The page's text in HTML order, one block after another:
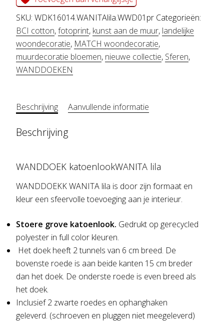
aantal
SKU: WDK16014.WANITAlila.WWD01pr Categorieën:
BCI cotton,fotoprint, kunst aan de muur, landelijke
woondecoratie, MATCH woondecoratie,
muurdecoratie bloemen, nieuwe collectie, Sferen,
WANDDOEKEN
Beschrijving Aanvullende informatie
Beschrijving
WANDDOEK katoenlookWANITA lila
WANDDOEKK WANITA lila is door zijn formaat en
kleur een sfeervolle toevoeging aan je interieur.
Stoere grove katoenlook. Gedrukt op gerecycled
polyester in full color kleuren.
Het doek heeft 2 tunnels van 6 cm breed. De
bovenste roede is aan beide kanten 15 cm breder
dan het doek. De onderste roede is even breed als
het doek.
Inclusief 2 zwarte roedes en ophanghaken
geleverd. (schroeven en pluggen niet meegeleverd)